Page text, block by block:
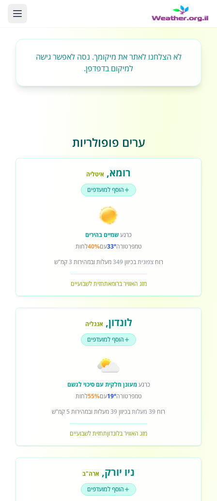
לא הצלחנו לאתר את מיקומך. נסה לאפשר גישה
למיקום בדפדפן.
ערים פופולריות
רומא, איטליה
הוסף למועדפים
כרגעשמיים בהירים
טמפרטורה33°עם40%לחות
רוחצפוניתבכיוון349מעלות ובמהירות 3קמ"ש
מזג האוויר ברומאתחזית לשבועיים
לונדון, אנגליה
הוסף למועדפים
כרגעמעונן חלקית עם סיכוי לגשם
טמפרטורה19°עם55%לחות
רוח 39 מעלות בכיוון39מעלות ובמהירות 5 קמ"ש
מזג האוויר בלונדוןתחזית לשבועיים
ניו יורק, ארה"ב
הוסף למועדפים